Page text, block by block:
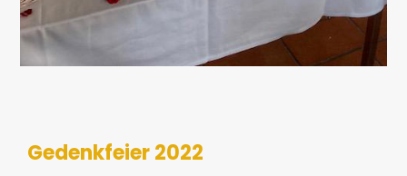
Gedenkfeier 2022